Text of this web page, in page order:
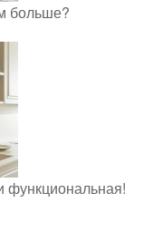
больше?
функциональная!